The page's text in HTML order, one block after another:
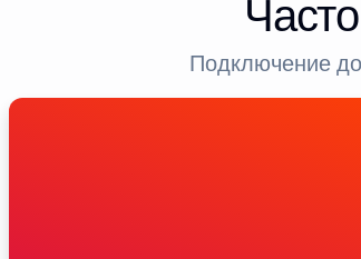
Подключение